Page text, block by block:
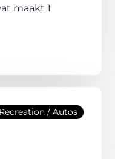
maakt 1
Recreation / Autos